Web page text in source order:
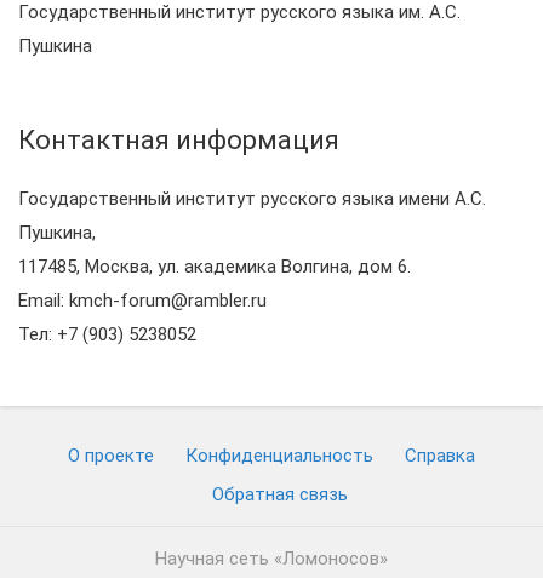
Государственный институт русского языка им. А.С.
Пушкина
Контактная информация
Государственный институт русского языка имени А.С.
Пушкина,
117485, Москва, ул. академика Волгина, дом 6.
Email: kmch-forum@rambler.ru
Тел: +7 (903) 5238052
О проекте Конфиденциальность
Cправка
Обратная связь
Научная сеть «Ломоносов»